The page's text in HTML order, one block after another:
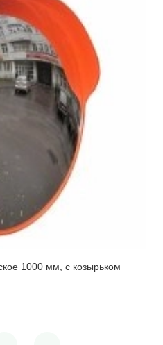
1000 мм, с козырьком